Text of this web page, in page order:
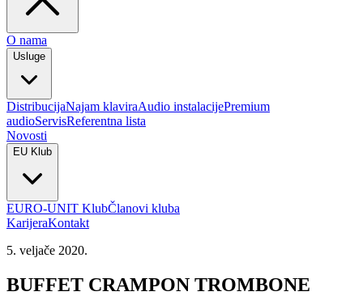
O nama
Usluge
DistribucijaNajam klaviraAudio instalacijePremium
audioServisReferentna lista
Novosti
EU Klub
EURO-UNIT KlubČlanovi kluba
KarijeraKontakt
5. veljače 2020.
BUFFET CRAMPON TROMBONE